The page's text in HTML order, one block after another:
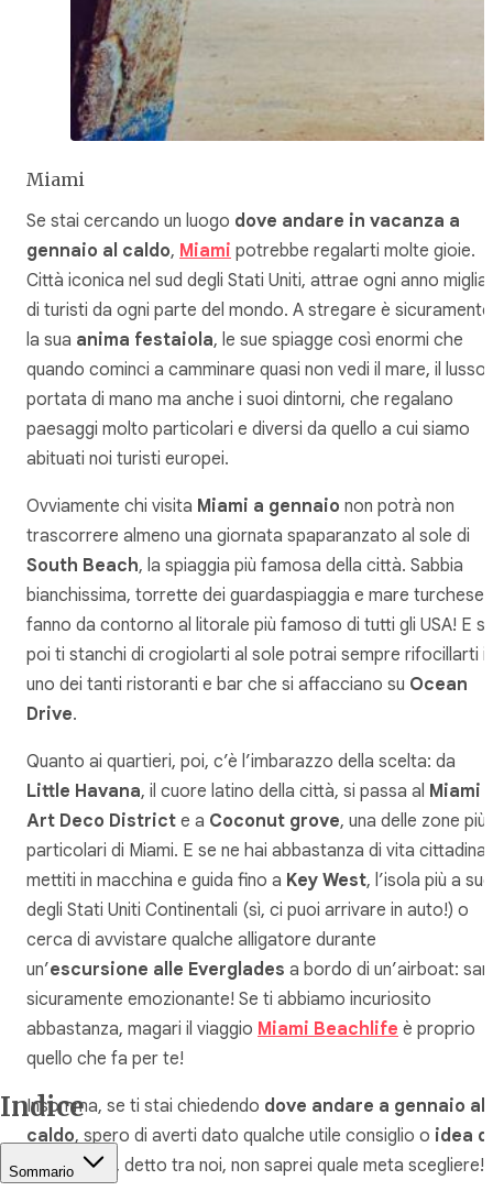
Miami
Se stai cercando un luogo dove andare in vacanza a
gennaio al caldo, Miami potrebbe regalarti molte gioie.
Città iconica nel sud degli Stati Uniti, attrae ogni anno
di turisti da ogni parte del mondo. A stregare è sicuramente
la sua anima festaiola, le sue spiagge così enormi che
quando cominci a camminare quasi non vedi il mare, il lusso
portata di mano ma anche i suoi dintorni, che regalano
paesaggi molto particolari e diversi da quello a cui siamo
abituati noi turisti europei.
Ovviamente chi visita Miami a gennaio non potrà non
trascorrere almeno una giornata spaparanzato al sole di
South Beach, la spiaggia più famosa della città. Sabbia
bianchissima, torrette dei guardaspiaggia e mare turchese
fanno da contorno al litorale più famoso di tutti gli USA! E
poi ti stanchi di crogiolarti al sole potrai sempre rifocillarti
uno dei tanti ristoranti e bar che si affacciano su Ocean
Drive.
Quanto ai quartieri, poi, c’è l’imbarazzo della scelta: da
Little Havana, il cuore latino della città, si passa al Miami
Art Deco District e a Coconut grove, una delle zone più
particolari di Miami. E se ne hai abbastanza di vita cittadina,
mettiti in macchina e guida fino a Key West, l’isola più a sud
degli Stati Uniti Continentali (sì, ci puoi arrivare in auto!) o
cerca di avvistare qualche alligatore durante
un’escursione alle Everglades a bordo di un’airboat:
sicuramente emozionante! Se ti abbiamo incuriosito
abbastanza, magari il viaggio Miami Beachlife è proprio
quello che fa per te!
Insomma, se ti stai chiedendo dove andare a gennaio al
caldo, spero di averti dato qualche utile consiglio o idea di
viaggio. Io, detto tra noi, non saprei quale meta scegliere!
Indice
Sommario